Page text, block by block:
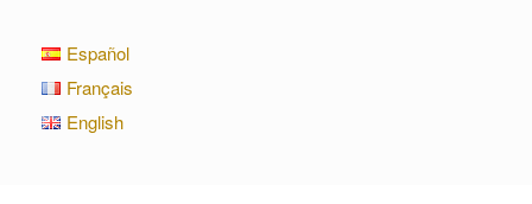
Español
Français
English